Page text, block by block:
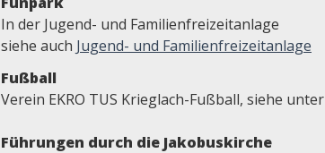
In der Jugend- und Familienfreizeitanlage
siehe auch Jugend- und Familienfreizeitanlage
Fußball
Verein EKRO TUS Krieglach-Fußball, siehe unter
Führungen durch die Jakobuskirche